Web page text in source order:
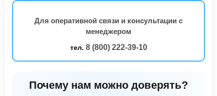
Для оперативной связи и консультации с
менеджером
тел. 8 (800) 222-39-10
Почему нам можно доверять?